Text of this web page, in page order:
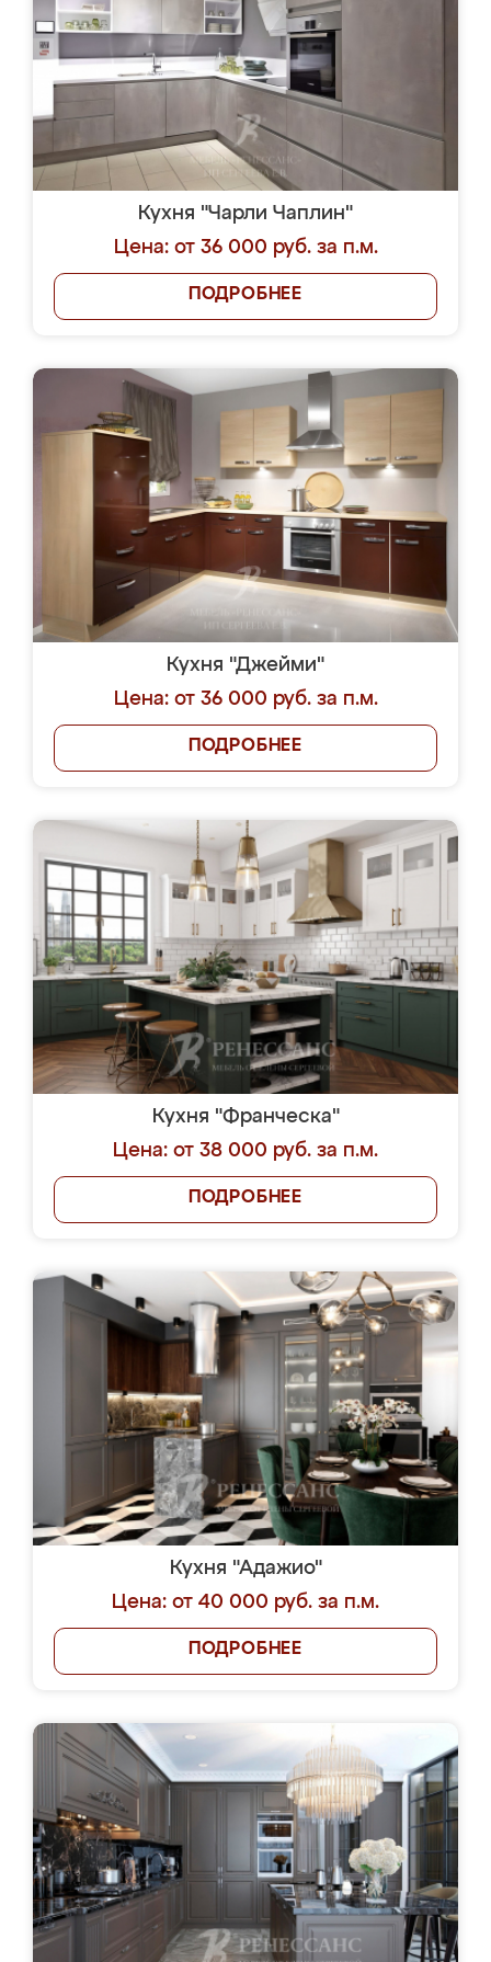
Кухня "Чарли Чаплин"
Цена: от 36 000 руб. за п.м.
ПОДРОБНЕЕ
Кухня "Джейми"
Цена: от 36 000 руб. за п.м.
ПОДРОБНЕЕ
Кухня "Франческа"
Цена: от 38 000 руб. за п.м.
ПОДРОБНЕЕ
Кухня "Адажио"
Цена: от 40 000 руб. за п.м.
ПОДРОБНЕЕ